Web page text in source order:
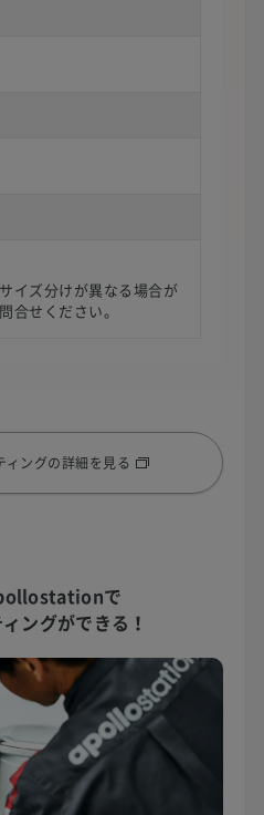
イズ分けが異なる場合が
合せください。
ィングの詳細を見る
で
ングができる！